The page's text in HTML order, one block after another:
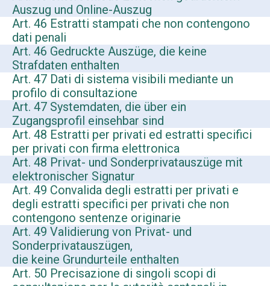
Auszug und Online-Auszug
Art. 46 Estratti stampati che non contengono
dati penali
Art. 46 Gedruckte Auszüge, die keine
Strafdaten enthalten
Art. 47 Dati di sistema visibili mediante un
profilo di consultazione
Art. 47 Systemdaten, die über ein
Zugangsprofil einsehbar sind
Art. 48 Estratti per privati ed estratti specifici
per privati con firma elettronica
Art. 48 Privat- und Sonderprivatauszüge mit
elektronischer Signatur
Art. 49 Convalida degli estratti per privati e
degli estratti specifici per privati che non
contengono sentenze originarie
Art. 49 Validierung von Privat- und
Sonderprivatauszügen,
die keine Grundurteile enthalten
Art. 50 Precisazione di singoli scopi di